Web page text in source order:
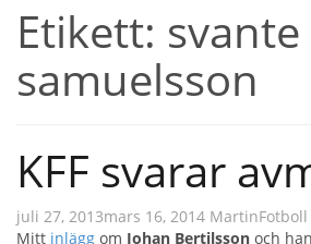
Etikett: svante
samuelsson
KFF svarar
juli 27, 2013mars 16, 2014 MartinFotboll
Mitt inlägg om Johan Bertilsson och